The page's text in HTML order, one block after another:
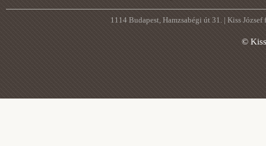
1114 Budapest, Hamzsabégi út 31. | Kiss
©